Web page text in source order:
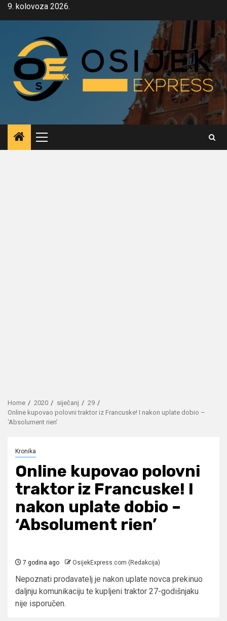
Skip9. kolovoza 2026.
Primary
Menu
Home 2020 siječanj
29
Online kupovao polovni traktor iz Francuske! I nakon uplate dobio –
‘Absolument rien’
Kronika
Online kupovao polovni
traktor iz Francuske! I
nakon uplate dobio –
‘Absolument rien’
7 godina ago OsijekExpress.com (Redakcija)
Nepoznati prodavatelj je nakon uplate novca prekinuo
daljnju komunikaciju te kupljeni traktor 27-godišnjaku
nije isporučen.